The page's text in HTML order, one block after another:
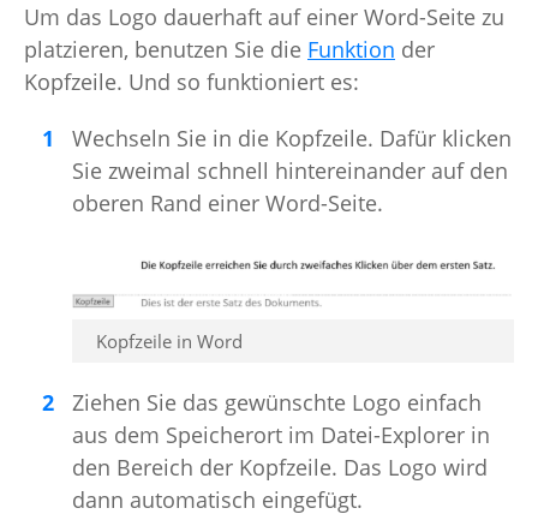
Um das Logo dauerhaft auf einer Word-Seite zu
platzieren, benutzen Sie die Funktion der
Kopfzeile. Und so funktioniert es:
Wechseln Sie in die Kopfzeile. Dafür klicken
Sie zweimal schnell hintereinander auf den
oberen Rand einer Word-Seite.
Kopfzeile in Word
Ziehen Sie das gewünschte Logo einfach
aus dem Speicherort im Datei-Explorer in
den Bereich der Kopfzeile. Das Logo wird
dann automatisch eingefügt.